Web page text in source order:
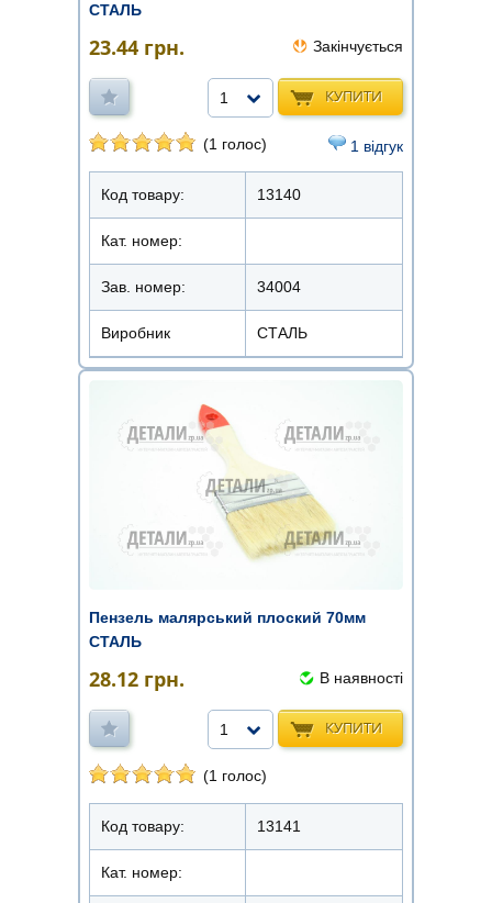
СТАЛЬ
23.44 грн. Закінчується
КУПИТИ
1
(1 голос) 1 відгук
Код товару: 13140
Кат. номер:
Зав. номер: 34004
Виробник СТАЛЬ
Пензель малярський плоский 70мм
СТАЛЬ
28.12 грн. В наявності
КУПИТИ
1
(1 голос)
Код товару: 13141
Кат. номер: